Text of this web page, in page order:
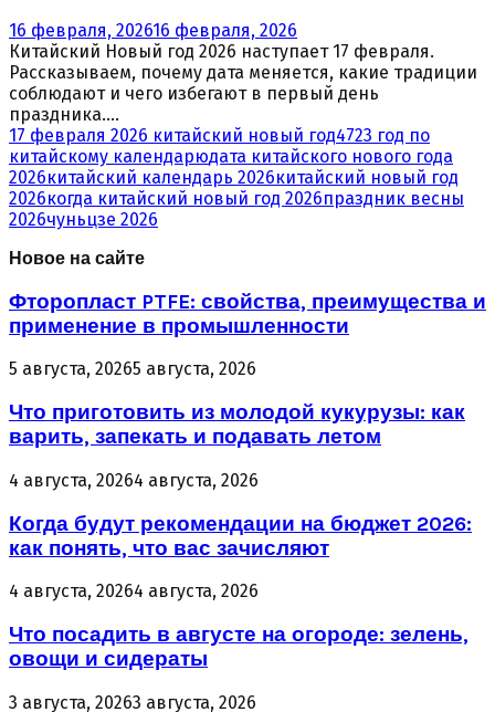
16 февраля, 202616 февраля, 2026
Китайский Новый год 2026 наступает 17 февраля.
Рассказываем, почему дата меняется, какие традиции
соблюдают и чего избегают в первый день
праздника....
17 февраля 2026 китайский новый год4723 год по
китайскому календарюдата китайского нового года
2026китайский календарь 2026китайский новый год
2026когда китайский новый год 2026праздник весны
2026чуньцзе 2026
Новое на сайте
Фторопласт PTFE: свойства, преимущества и
применение в промышленности
5 августа, 20265 августа, 2026
Что приготовить из молодой кукурузы: как
варить, запекать и подавать летом
4 августа, 20264 августа, 2026
Когда будут рекомендации на бюджет 2026:
как понять, что вас зачисляют
4 августа, 20264 августа, 2026
Что посадить в августе на огороде: зелень,
овощи и сидераты
3 августа, 20263 августа, 2026